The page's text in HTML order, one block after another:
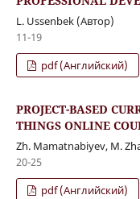
L. Ussenbek (Автор)
11-19
pdf (Английский)
PROJECT-BASED
THINGS ONLINE
Zh. Mamatnabiyev, M.
20-25
pdf (Английский)